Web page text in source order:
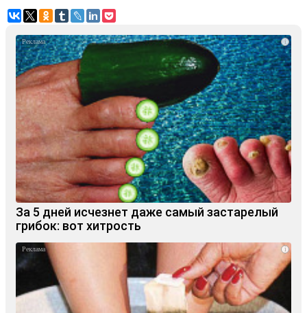
i
За 5 дней исчезнет даже самый застарелый
грибок: вот хитрость
i